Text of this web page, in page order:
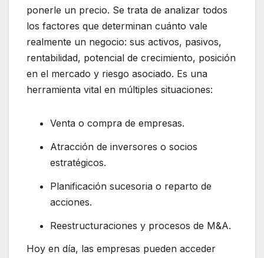
ponerle un precio. Se trata de analizar todos
los factores que determinan cuánto vale
realmente un negocio: sus activos, pasivos,
rentabilidad, potencial de crecimiento, posición
en el mercado y riesgo asociado. Es una
herramienta vital en múltiples situaciones:
Venta o compra de empresas.
Atracción de inversores o socios
estratégicos.
Planificación sucesoria o reparto de
acciones.
Reestructuraciones y procesos de M&A.
Hoy en día, las empresas pueden acceder